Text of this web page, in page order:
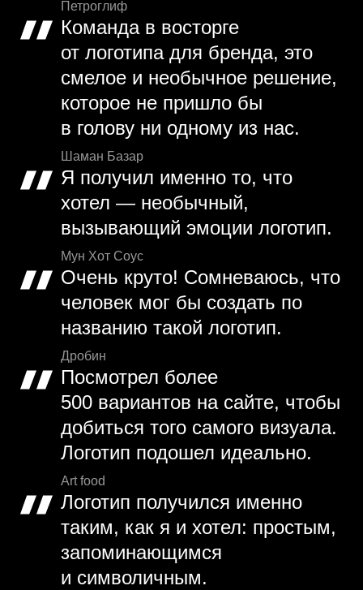
Петроглиф
Команда в восторге
от логотипа для бренда, это
смелое и необычное решение,
которое не пришло бы
в голову ни одному из нас.
Шаман Базар
Я получил именно то, что
хотел — необычный,
вызывающий эмоции логотип.
Мун Хот Соус
Очень круто! Сомневаюсь, что
человек мог бы создать по
названию такой логотип.
Дробин
Посмотрел более
500 вариантов на сайте, чтобы
добиться того самого визуала.
Логотип подошел идеально.
Art food
Логотип получился именно
таким, как я и хотел: простым,
запоминающимся
и символичным.